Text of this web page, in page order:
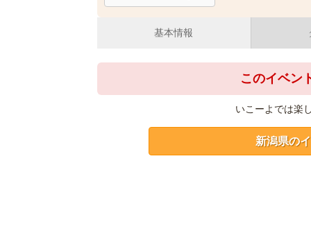
基本情報
このイベン
いこーよでは楽
新潟県の